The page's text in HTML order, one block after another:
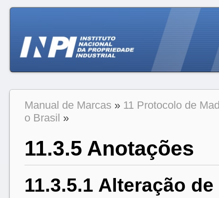
Manual de Marcas » 11 Protocolo de
o Brasil »
11.3.5 Anotações
11.3.5.1 Alteração